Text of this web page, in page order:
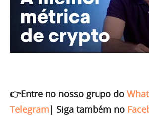
👉Entre no nosso grupo do
Telegram | Siga também no